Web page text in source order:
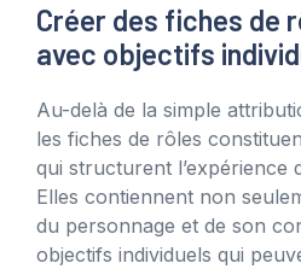
Créer des fiches de
avec objectifs
Au-delà de la simple
les fiches de rôles
qui structurent l’expérience
Elles contiennent non
du personnage et de son
objectifs individuels qui